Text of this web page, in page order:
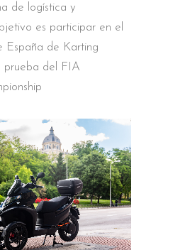
de logística y
es participar en el
España de Karting
prueba del FIA